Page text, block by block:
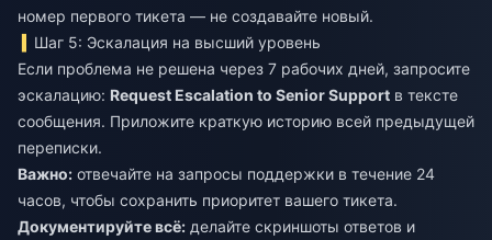
номер первого тикета — не создавайте новый.
Шаг 5: Эскалация на высший уровень
Если проблема не решена через 7 рабочих дней, запросите
эскалацию: Request Escalation to Senior Support в тексте
сообщения. Приложите краткую историю всей предыдущей
переписки.
Важно: отвечайте на запросы поддержки в течение 24
часов, чтобы сохранить приоритет вашего тикета.
Документируйте всё: делайте скриншоты ответов и